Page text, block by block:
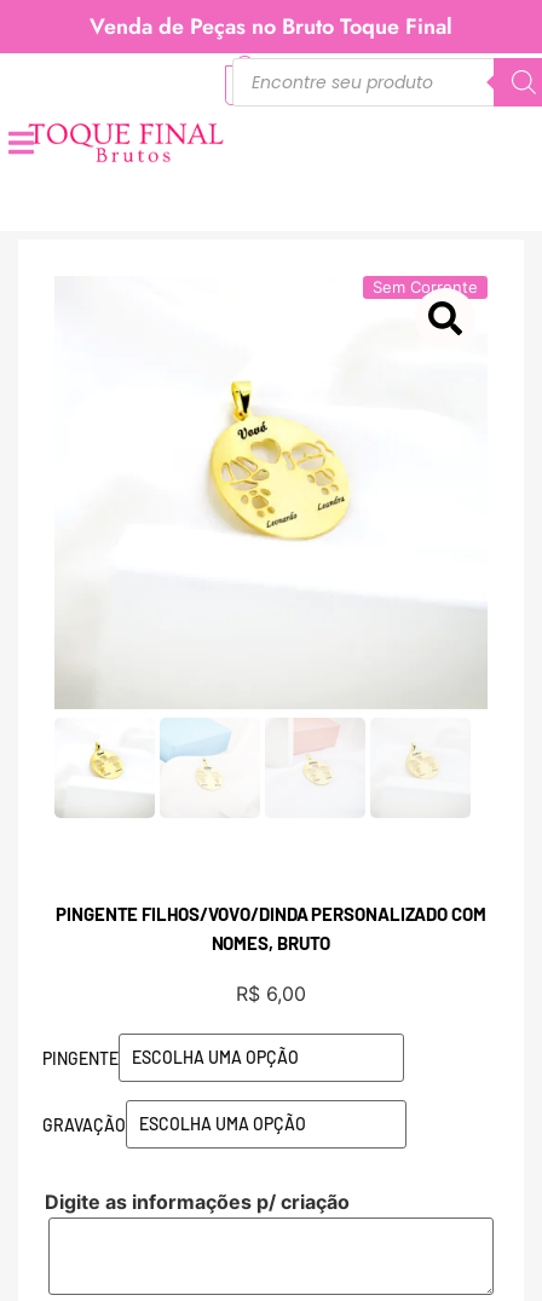
Venda de Peças no Bruto Toque Final
Sem Corrente
PINGENTE FILHOS/VOVO/DINDA PERSONALIZADO COM
NOMES, BRUTO
R$ 6,00
PINGENTE
GRAVAÇÃO
Digite as informações p/ criação